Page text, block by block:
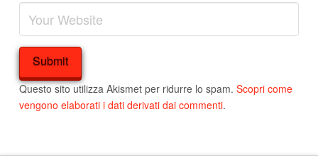
Questo sito utilizza Akismet per ridurre lo spam. Scopri come
vengono elaborati i dati derivati dai commenti.